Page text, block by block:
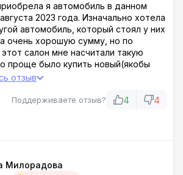
я автомобиль в данном
2023 года. Изначально хотела
автомобиль, который стоял у них
очень хорошую сумму, но по
салон мне насчитали такую
проще было купить новый(якобы
был в аресте у банка)
Были некоторые проблемы,
и я могла
отзыв
Поддерживаете отзыв? 4 4
Милорадова